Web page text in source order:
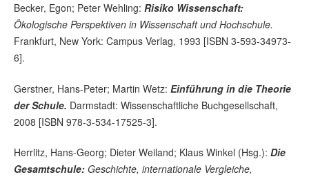
Becker, Egon; Peter Wehling: Risiko Wissenschaft:
Ökologische Perspektiven in Wissenschaft und Hochschule.
Frankfurt, New York: Campus Verlag, 1993 [ISBN 3-593-34973-
6].
Gerstner, Hans-Peter; Martin Wetz: Einführung in die Theorie
der Schule. Darmstadt: Wissenschaftliche Buchgesellschaft,
2008 [ISBN 978-3-534-17525-3].
Herrlitz, Hans-Georg; Dieter Weiland; Klaus Winkel (Hsg.): Die
Gesamtschule: Geschichte, internationale Vergleiche,